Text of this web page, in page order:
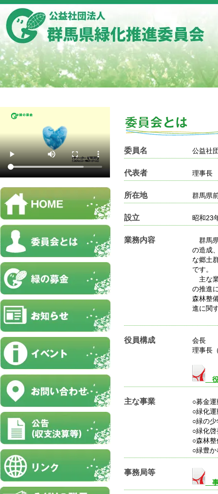
委員名 公益社
代表者 理事長
所在地 群馬県
設立 昭和23
業務内容
群馬
の造成
な郷土
です。
主な
の推進
森林整
進に関
役員構成
会長
理事長
主な事業
○募金
○緑化
○緑の
○緑化
○森林
○緑豊
事務局等
事